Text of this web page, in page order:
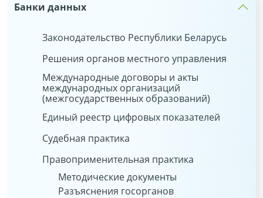
Банки данных
Законодательство Республики Беларусь
Решения органов местного управления
Международные договоры и акты
международных организаций
(межгосударственных образований)
Единый реестр цифровых показателей
Судебная практика
Правоприменительная практика
Методические документы
Разъяснения госорганов